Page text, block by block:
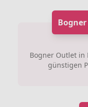
Bogner Outlet in
günstigen